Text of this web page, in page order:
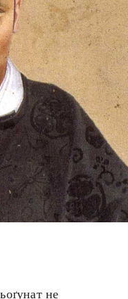
не